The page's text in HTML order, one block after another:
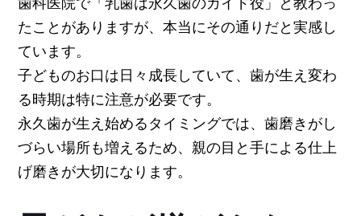
たことがありますが、本当にその通りだと実感し
ています。
子どものお口は日々成長していて、歯が生え変わ
る時期は特に注意が必要です。
永久歯が生え始めるタイミングでは、歯磨きがし
づらい場所も増えるため、親の目と手による仕上
げ磨きが大切になります。